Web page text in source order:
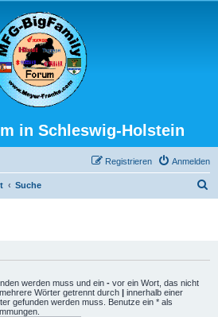
in Schleswig-Holstein
Anmelden
Registrieren
Suche
e
werden muss und ein - vor ein Wort, das nicht
Wörter getrennt durch | innerhalb einer
gefunden werden muss. Benutze ein * als